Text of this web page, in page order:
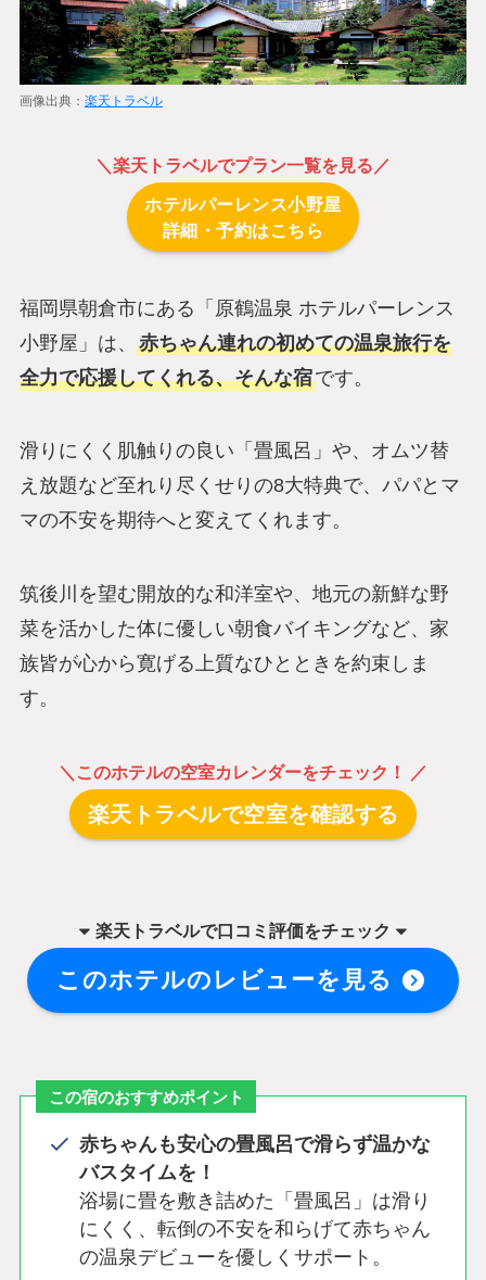
画像出典： 楽天トラベル
＼ 楽天トラベルでプラン一覧を見る／
ホテルパーレンス小野屋
詳細・予約はこちら
福岡県朝倉市にある「原鶴温泉 ホテルパーレンス
小野屋」は、 赤ちゃん連れの初めての温泉旅行を
全力で応援してくれる、そんな宿です。
滑りにくく肌触りの良い「畳風呂」や、オムツ替
え放題など至れり尽くせりの8大特典で、パパとマ
マの不安を期待へと変えてくれます。
筑後川を望む開放的な和洋室や、地元の新鮮な野
菜を活かした体に優しい朝食バイキングなど、家
族皆が心から寛げる上質なひとときを約束しま
す。
＼このホテルの空室カレンダーをチェック！ ／
楽天トラベルで空室を確認する
楽天トラベルで口コミ評価をチェック
このホテルのレビューを見る
この宿のおすすめポイント
赤ちゃんも安心の畳風呂で滑らず温かな
バスタイムを！
浴場に畳を敷き詰めた「畳風呂」は滑り
にくく、転倒の不安を和らげて赤ちゃん
の温泉デビューを優しくサポート。